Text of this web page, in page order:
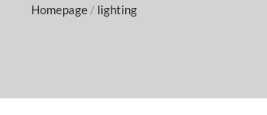
Homepage / lighting